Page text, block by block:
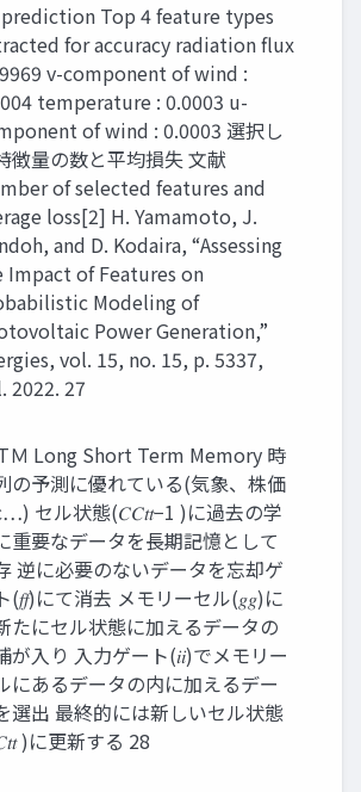
prediction Top 4 feature types
for accuracy radiation flux
v-component of wind :
temperature : 0.0003 u-
of wind : 0.0003 選択し
徴量の数と平均損失 文献
of selected features and
loss[2] H. Yamamoto, J.
and D. Kodaira, “Assessing
Impact of Features on
Modeling of
Power Generation,”
vol. 15, no. 15, p. 5337,
2022. 27
Ｍ Long Short Term Memory 時
の予測に優れている(気象、株価
セル状態(𝐶𝐶𝑡𝑡−1 )に過去の学
重要なデータを長期記憶として
逆に必要のないデータを忘却ゲ
(𝑓𝑓)にて消去 メモリーセル(𝑔𝑔)に
たにセル状態に加えるデータの
が入り 入力ゲート(𝑖𝑖)でメモリー
にあるデータの内に加えるデー
選出 最終的には新しいセル状態
)に更新する 28